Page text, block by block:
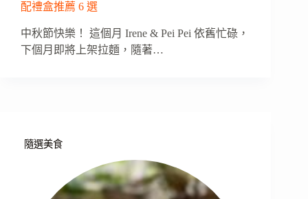
配禮盒推薦 6 選
中秋節快樂！ 這個月 Irene & Pei Pei 依舊忙碌，
下個月即將上架拉麵，隨著…
隨選美食